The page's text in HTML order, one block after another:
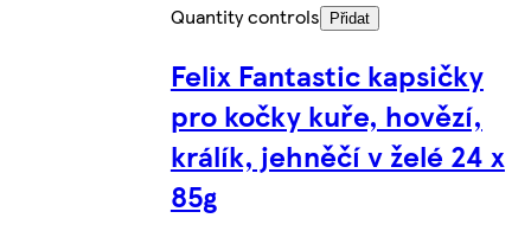
Quantity controls
Přidat
Felix Fantastic kapsičky
pro kočky kuře, hovězí,
králík, jehněčí v želé 24 x
85g